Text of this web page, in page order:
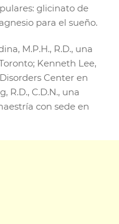
glicinato de
para el sueño.
M.P.H., R.D., una
Kenneth Lee,
Center en
R.D., C.D.N., una
con sede en